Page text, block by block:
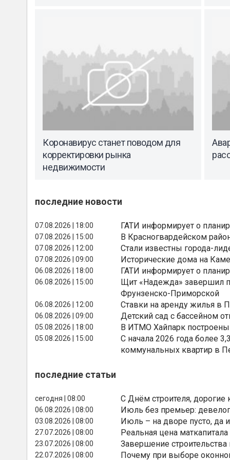
Коронавирус станет поводом для
корректировки рынка
недвижимости
последние новости
07.08.2026 | 18:00 ГАТИ информирует о
07.08.2026 | 15:00 В Красногвардейском
07.08.2026 | 12:00 Стали известны города-
07.08.2026 | 09:00 Исторические дома на
06.08.2026 | 18:00 ГАТИ информирует о
06.08.2026 | 15:00
Щит «Надежда» завершил
Фрунзенско-Приморской
06.08.2026 | 12:00 Ставки на аренду жилья в
06.08.2026 | 09:00 Детский сад с бассейном
05.08.2026 | 18:00 В ИТМО Хайпарк
05.08.2026 | 15:00
С начала 2026 года более
коммунальных квартир в
последние статьи
сегодня | 08:00 С Днём строителя, дорогие
06.08.2026 | 08:00 Июль без премьер:
03.08.2026 | 08:00 Июль – на дворе пусто, да
27.07.2026 | 08:00 Реальная цена
23.07.2026 | 08:00 Завершение
22.07.2026 | 08:00 Почему при выборе